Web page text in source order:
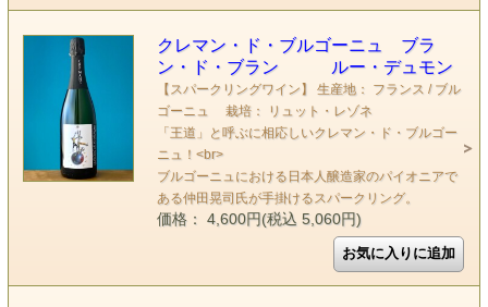
クレマン・ド・ブルゴーニュ ブラ
ン・ド・ブラン ルー・デュモン
【スパークリングワイン】 生産地： フランス / ブル
ゴーニュ 栽培： リュット・レゾネ
「王道」と呼ぶに相応しいクレマン・ド・ブルゴー
ニュ！<br>
ブルゴーニュにおける日本人醸造家のパイオニアで
ある仲田晃司氏が手掛けるスパークリング。
価格： 4,600円(税込 5,060円)